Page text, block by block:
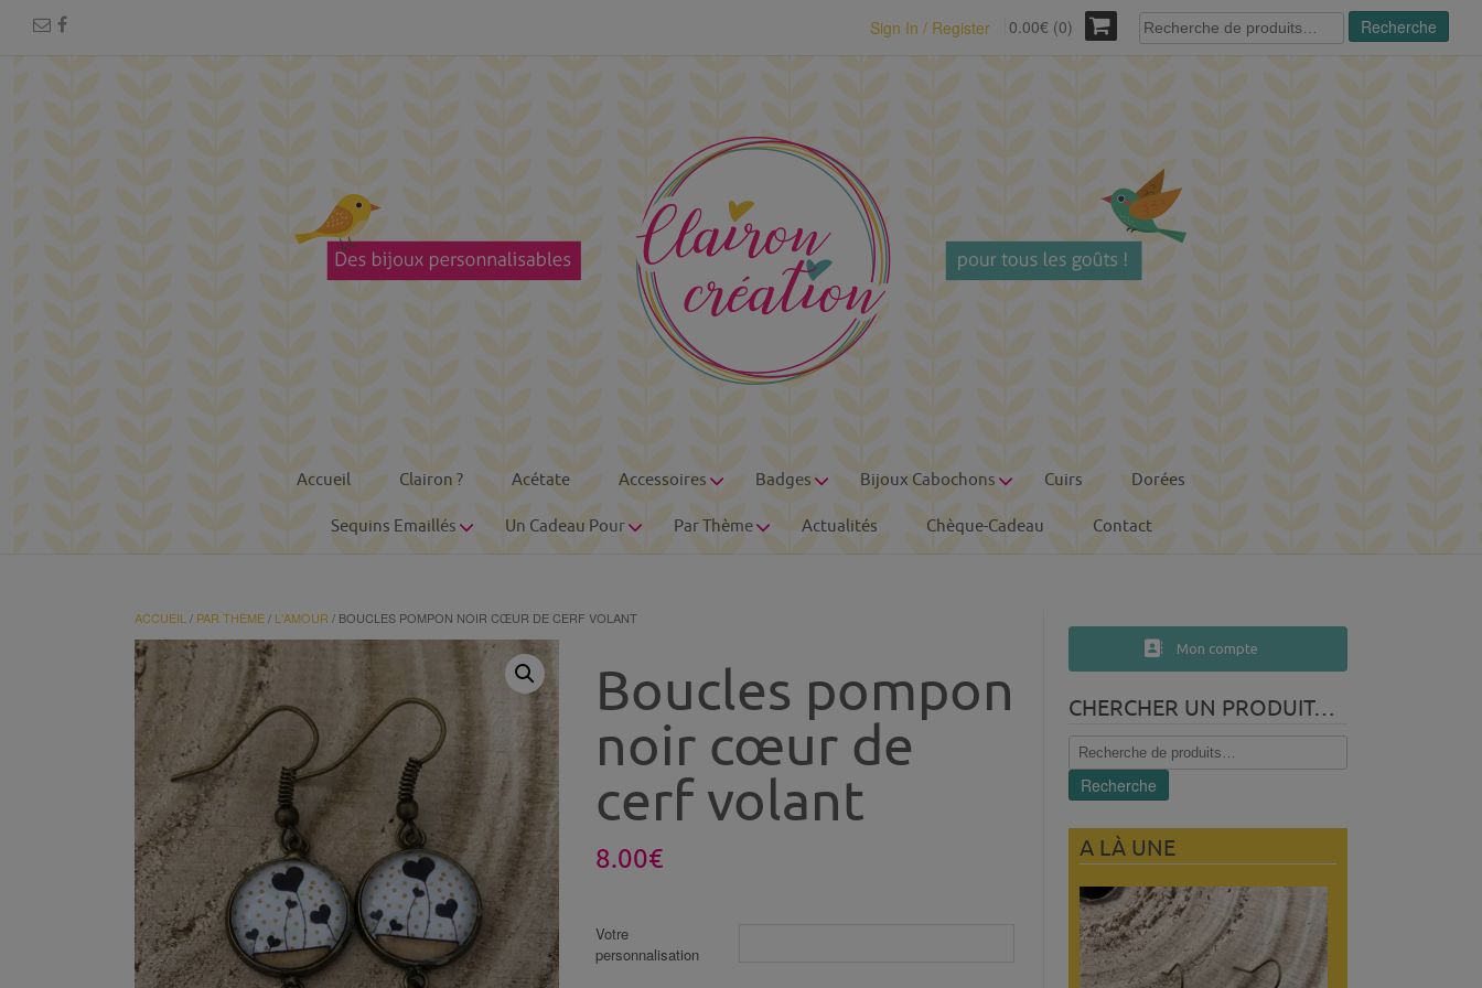
Sign In / Register 0.00€ (0)
Recherche
pour :
Recherche
Accueil Clairon ? Acétate Accessoires Badges Bijoux Cabochons Cuirs Dorées
Sequins Emaillés Un Cadeau Pour Par Thème Actualités Chèque-Cadeau Contact
ACCUEIL / PAR THÈME/ L'AMOUR / BOUCLES POMPON NOIR CŒUR DE CERF VOLANT
Boucles pompon
noir cœur de
cerf volant
8.00€
Votre
personnalisation
Mon compte
CHERCHER UN PRODUIT…
Recherche
pour :
Recherche
A LÀ UNE